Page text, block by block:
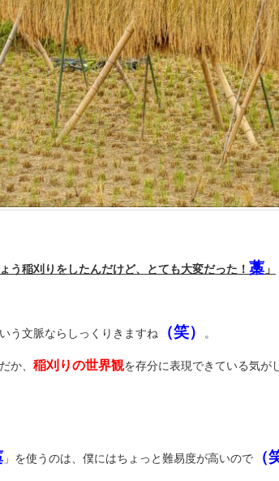
ょう稲刈りをしたんだけど、とても大変だった！ 藁 」
う文脈ならしっくりきますね （笑） 。
か、 稲刈りの世界観を存分に表現できている気が
」を使うのは、僕にはちょっと難易度が高いので （